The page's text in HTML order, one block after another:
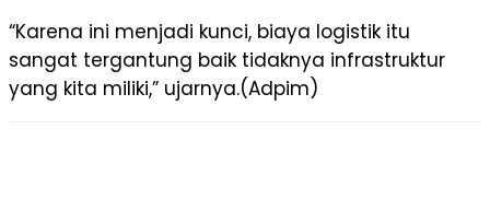
“Karena ini menjadi kunci, biaya logistik itu
sangat tergantung baik tidaknya infrastruktur
yang kita miliki,” ujarnya.(Adpim)